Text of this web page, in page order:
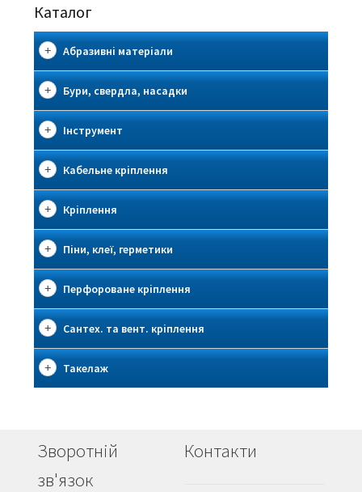
Каталог
Абразивні матеріали
Бури, свердла, насадки
Інструмент
Кабельне кріплення
Кріплення
Піни, клеї, герметики
Перфороване кріплення
Сантех. та вент. кріплення
Такелаж
Зворотній
зв'язок
Контакти